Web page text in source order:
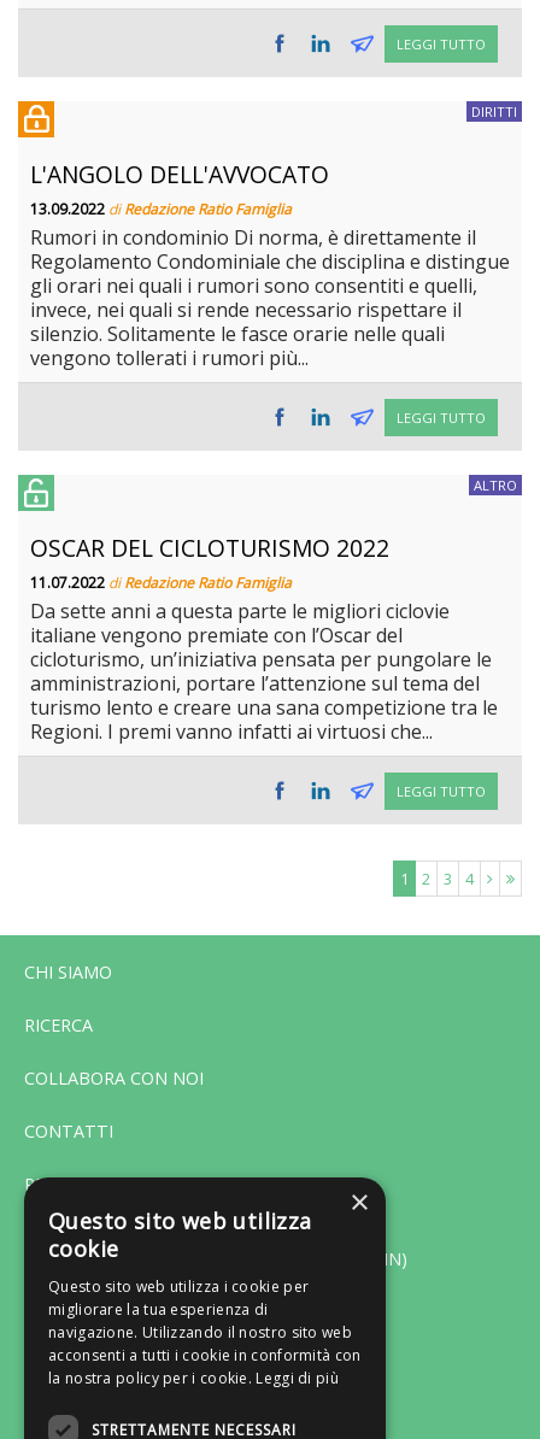
LEGGI TUTTO
DIRITTI
L'ANGOLO DELL'AVVOCATO
13.09.2022 diRedazione Ratio Famiglia
Rumori in condominio Di norma, è direttamente il
Regolamento Condominiale che disciplina e distingue
gli orari nei quali i rumori sono consentiti e quelli,
invece, nei quali si rende necessario rispettare il
silenzio. Solitamente le fasce orarie nelle quali
vengono tollerati i rumori più...
LEGGI TUTTO
ALTRO
OSCAR DEL CICLOTURISMO 2022
11.07.2022 diRedazione Ratio Famiglia
Da sette anni a questa parte le migliori ciclovie
italiane vengono premiate con l’Oscar del
cicloturismo, un’iniziativa pensata per pungolare le
amministrazioni, portare l’attenzione sul tema del
turismo lento e creare una sana competizione tra le
Regioni. I premi vanno infatti ai virtuosi che...
LEGGI TUTTO
1 2 3 4
CHI SIAMO
RICERCA
COLLABORA CON NOI
CONTATTI
PRIVACY
Via F. Bonfiglio 33 - 46042 Castel Goffredo (MN)
Tel. 0376-775130 - Fax 0376-770151
Lun-Ven: ore 9:00/13:00 - 14:30/18:30
Email: servizioclienti@gruppocastelli.com
Recapito Skype: servizioclientiratio
×
Questo sito web utilizza
cookie
Questo sito web utilizza i cookie per
migliorare la tua esperienza di
navigazione. Utilizzando il nostro sito web
acconsenti a tutti i cookie in conformità con
la nostra policy per i cookie. Leggi di più
STRETTAMENTE NECESSARI